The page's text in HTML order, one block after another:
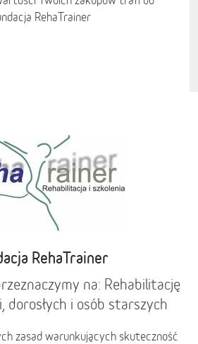
RehaTrainer
RehaTrainer
na: Rehabilitację
dorosłych i osób starszych
zasad warunkujących skuteczność